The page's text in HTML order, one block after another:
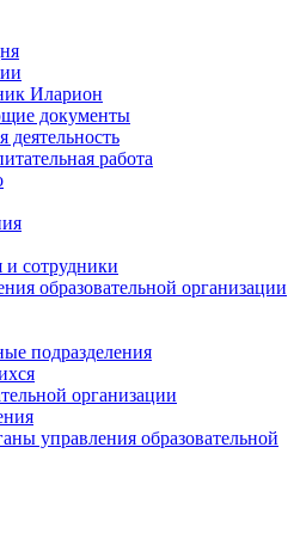
Иларион
документы
деятельность
работа
сотрудники
образовательной организации
подразделения
организации
управления образовательной